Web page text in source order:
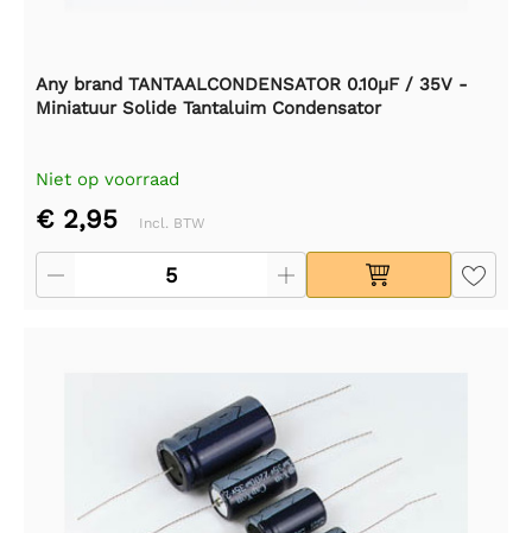
Any brand TANTAALCONDENSATOR 0.10µF / 35V -
Miniatuur Solide Tantaluim Condensator
Niet op voorraad
€ 2,95 Incl. BTW